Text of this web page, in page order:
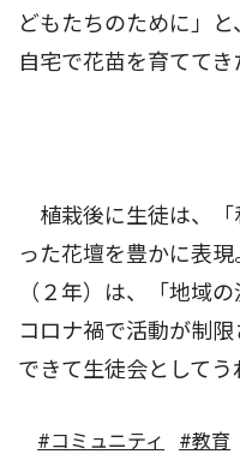
どもたちのために」
自宅で花苗を育ててき
植栽後に生徒は、「
った花壇を豊かに表
（２年）は、「地域
コロナ禍で活動が制
できて生徒会としてう
#コミュニティ #教育